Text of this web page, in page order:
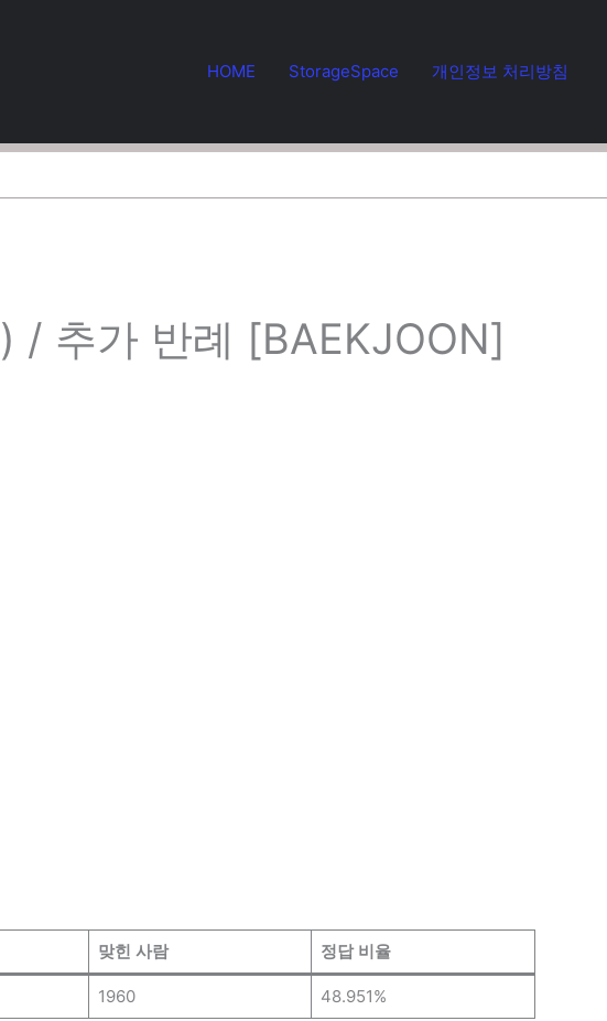
HOME StorageSpace 개인정보 처리방침
/ 추가 반례 [BAEKJOON]
맞힌 사람 정답 비율
1960 48.951%